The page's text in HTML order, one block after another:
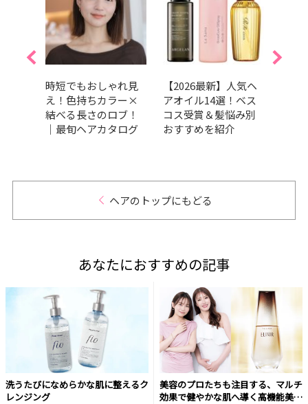
時短でもおしゃれ見
え！色持ちカラー×
結べる長さのロブ！
｜最旬ヘアカタログ
【2026最新】人気ヘ
アオイル14選！ベス
コス受賞＆髪悩み別
おすすめを紹介
ヘアのトップにもどる
あなたにおすすめの記事
洗うたびになめらかな肌に整えるク
レンジング
美容のプロたちも注目する、マルチ
効果で健やかな肌へ導く高機能美容